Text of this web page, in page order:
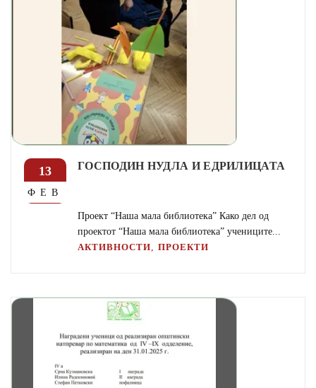
13
ФЕВ
ГОСПОДИН НУДЛА И ЕДРИЛИЦАТА
Проект “Наша мала библиотека” Како дел од
проектот “Наша мала библиотека” учениците...
АКТИВНОСТИ,ПРОЕКТИ